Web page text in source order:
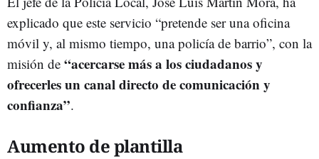
explicado que este servicio “pretende ser una oficina
móvil y, al mismo tiempo, una policía de barrio”, con la
misión de “acercarse más a los ciudadanos y
ofrecerles un canal directo de comunicación y
confianza”.
Aumento de plantilla